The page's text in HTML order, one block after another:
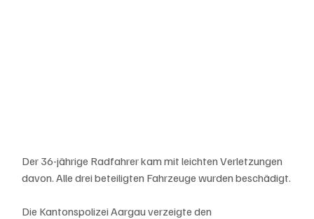
Der 36-jährige Radfahrer kam mit leichten Verletzungen
davon. Alle drei beteiligten Fahrzeuge wurden beschädigt.
Die Kantonspolizei Aargau verzeigte den